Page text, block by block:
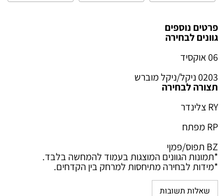
פרטים נוספים
גוונים לבחירה
06 אוקסיד
0203 ניקל/ניקל מוברש
תצורה לבחירה
RY צלינדר
RP מפתח
BZ תפוס/פמןי
*תמונות הגוונים המוצגות בעמוד להמחשה בלבד.
*מידות לבחירה מתיחסות למרחק בין הקדחים.
שאלות תשובות